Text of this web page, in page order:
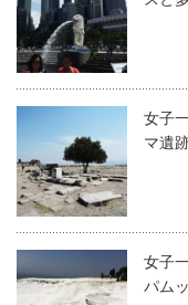
女子
マ遺
女子
パム